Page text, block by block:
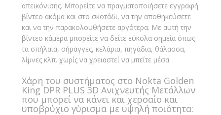
απεικόνισης. Μπορείτε να πραγματοποιήσετε εγγραφή
βίντεο ακόμα και στο σκοτάδι, να την αποθηκεύσετε
και να την παρακολουθήσετε αργότερα. Με αυτή την
βίντεο κάμερα μπορείτε να δείτε εύκολα σημεία όπως
τα σπήλαια, σήραγγες, κελάρια, πηγάδια, θάλασσα,
λίμνες κλπ. χωρίς να χρειαστεί να μπείτε μέσα.
Χάρη του συστήματος στο Nokta Golden
King DPR PLUS 3D Ανιχνευτής Μετάλλων
που μπορεί να κάνει και χερσαίο και
υποβρύχιο γύρισμα με υψηλή ποιότητα: